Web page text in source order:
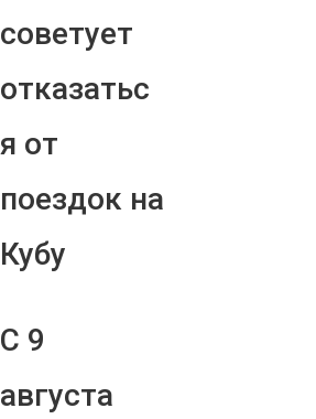
советует
отказатьс
я от
поездок на
Кубу
С 9
августа